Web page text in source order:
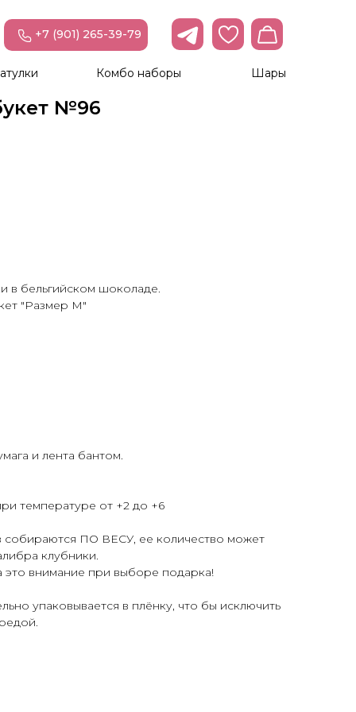
Комбо наборы Шары
+7 (901) 265-39-79
№96
в бельгийском шоколаде.
"Размер М"
и лента бантом.
температуре от +2 до +6
собираются ПО ВЕСУ, ее количество может
клубники.
это внимание при выборе подарка!
упаковывается в плёнку, что бы исключить